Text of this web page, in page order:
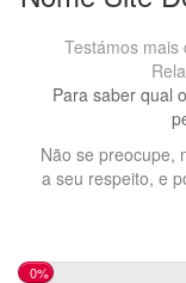
Testámos mais
Para saber qual
Não se preocupe,
a seu respeito, e
0%